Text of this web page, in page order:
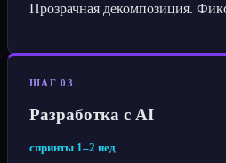
Прозрачная декомпозиция.
ШАГ 03
Разработка с AI
спринты 1–2 нед